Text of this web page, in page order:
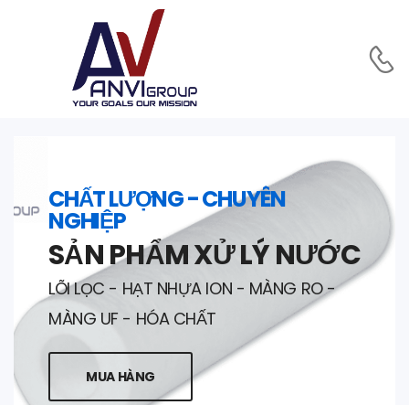
CHẤT LƯỢNG - CHUYÊN
NGHIỆP
SẢN PHẨM XỬ LÝ NƯỚC
LÕI LỌC - HẠT NHỰA ION - MÀNG RO -
MÀNG UF - HÓA CHẤT
MUA HÀNG